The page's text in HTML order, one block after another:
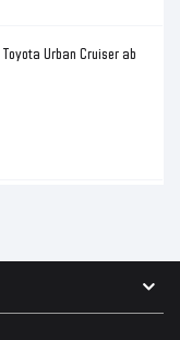
Urban Cruiser ab